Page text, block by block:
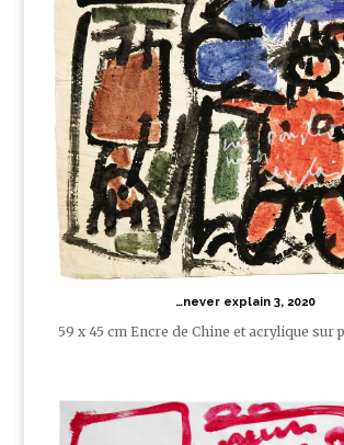
…never explain 3, 2020
59 x 45 cm Encre de Chine et acrylique sur